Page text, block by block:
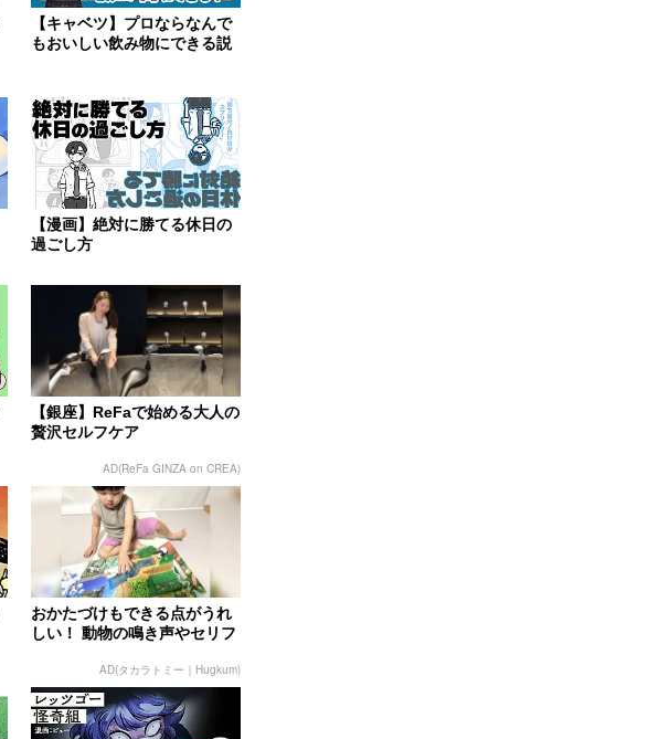
【キャベツ】プロならなんで
もおいしい飲み物にできる説
【漫画】絶対に勝てる休日の
過ごし方
【銀座】ReFaで始める大人の
贅沢セルフケア
AD(ReFa GINZA on CREA)
おかたづけもできる点がうれ
しい！ 動物の鳴き声やセリフ
AD(タカラトミー｜Hugkum)